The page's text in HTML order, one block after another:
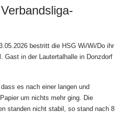
bestritt die HSG Wi/Wi/Do ihr
Gast in der Lautertalhalle in Donzdorf
es nach einer langen und
um nichts mehr ging. Die
standen nicht stabil, so stand nach 8